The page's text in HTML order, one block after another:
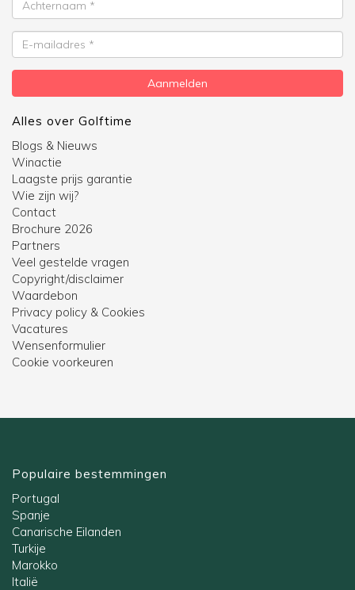
E-
mailadres
Aanmelden
Alles over Golftime
Blogs & Nieuws
Winactie
Laagste prijs garantie
Wie zijn wij?
Contact
Brochure 2026
Partners
Veel gestelde vragen
Copyright/disclaimer
Waardebon
Privacy policy & Cookies
Vacatures
Wensenformulier
Cookie voorkeuren
Populaire bestemmingen
Portugal
Spanje
Canarische Eilanden
Turkije
Marokko
Italië